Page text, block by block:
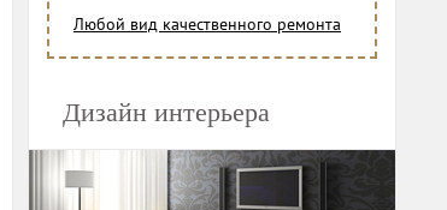
Любой вид качественного ремонта
Дизайн интерьера